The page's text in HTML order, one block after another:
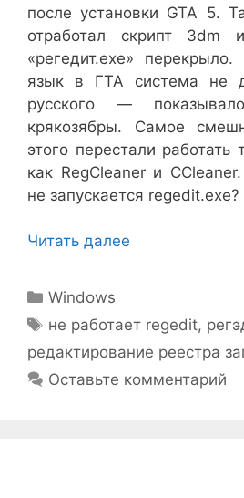
после установки GTA 5.
отработал скрипт
«регедит.ехе»
язык в ГТА система не
русского —
крякозябры. Самое
этого перестали
как RegCleaner и
не запускается regedit.exe?
Читать далее
Рубрики
Windows
Метки
не работает regedit,
редактирование реестра
Оставьте комментарий